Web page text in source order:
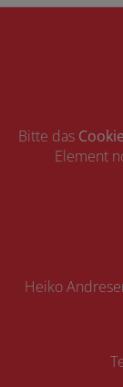
Bitte das
Element
Footer -
Heiko